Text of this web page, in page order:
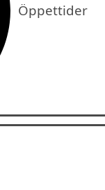
Öppettider